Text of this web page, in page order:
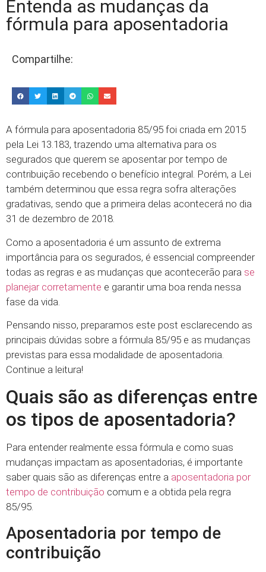
Entenda as mudanças da
fórmula para aposentadoria
Compartilhe:
A fórmula para aposentadoria 85/95 foi criada em 2015
pela Lei 13.183, trazendo uma alternativa para os
segurados que querem se aposentar por tempo de
contribuição recebendo o benefício integral. Porém, a Lei
também determinou que essa regra sofra alterações
gradativas, sendo que a primeira delas acontecerá no dia
31 de dezembro de 2018.
Como a aposentadoria é um assunto de extrema
importância para os segurados, é essencial compreender
todas as regras e as mudanças que acontecerão para se
planejar corretamente e garantir uma boa renda nessa
fase da vida.
Pensando nisso, preparamos este post esclarecendo as
principais dúvidas sobre a fórmula 85/95 e as mudanças
previstas para essa modalidade de aposentadoria.
Continue a leitura!
Quais são as diferenças entre
os tipos de aposentadoria?
Para entender realmente essa fórmula e como suas
mudanças impactam as aposentadorias, é importante
saber quais são as diferenças entre a aposentadoria por
tempo de contribuição comum e a obtida pela regra
85/95.
Aposentadoria por tempo de
contribuição